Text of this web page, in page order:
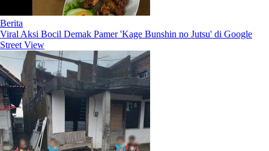
Berita
Viral Aksi Bocil Demak Pamer 'Kage Bunshin no Jutsu' di Google
Street View